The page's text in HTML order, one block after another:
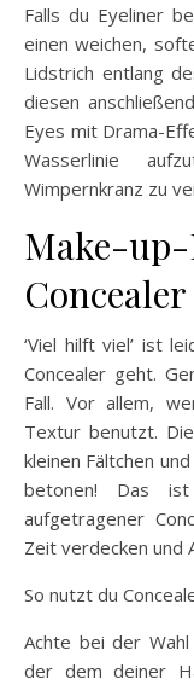
Falls du Eyeliner
einen weichen,
Lidstrich entlang
diesen
Eyes mit Drama-
Wasserlinie
Wimpernkranz zu
Make-
‘Viel hilft viel’ ist
Concealer geht.
Fall. Vor allem,
Textur benutzt.
kleinen Fältchen
betonen! Das
aufgetragener
Zeit verdecken und
So nutzt du
Achte bei der
der dem deiner